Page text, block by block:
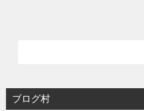
ブログ村